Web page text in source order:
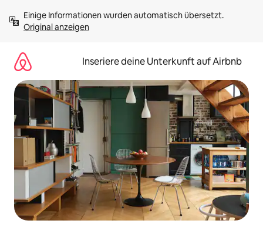
Inhalten
springenOriginal anzeigen
Inseriere deine Unterkunft auf Airbnb